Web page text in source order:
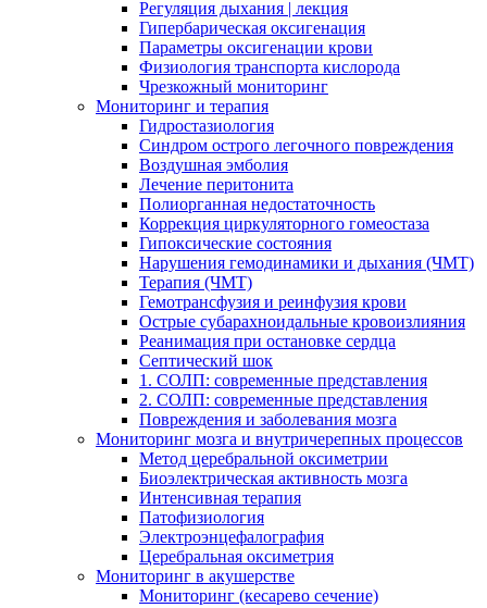
Регуляция дыхания | лекция
Гипербарическая оксигенация
Параметры оксигенации крови
Физиология транспорта кислорода
Чрезкожный мониторинг
Мониторинг и терапия
Гидростазиология
Cиндром острого легочного повреждения
Воздушная эмболия
Лечение перитонита
Полиорганная недостаточность
Коррекция циркуляторного гомеостаза
Гипоксические состояния
Нарушения гемодинамики и дыхания (ЧМТ)
Терапия (ЧМТ)
Гемотрансфузия и реинфузия крови
Острые субарахноидальные кровоизлияния
Реанимация при остановке сердца
Септический шок
1. СОЛП: современные представления
2. СОЛП: современные представления
Повреждения и заболевания мозга
Мониторинг мозга и внутричерепных процессов
Метод церебральной оксиметрии
Биоэлектрическая активность мозга
Интенсивная терапия
Патофизиология
Электроэнцефалография
Церебральная оксиметрия
Мониторинг в акушерстве
Мониторинг (кесарево сечение)